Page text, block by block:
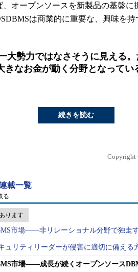
オープンソースを新製品の基盤に
は商業的に重要な、興味を
大勢力ではなさそうに見える
きなお金が動く分野となってい
続きを読む
Copyright
載一覧
る
ります
市場――非リレーショナル分野で独走
ュリティリーダーが侵害に適切に備える
市場――成長が続くオープンソース